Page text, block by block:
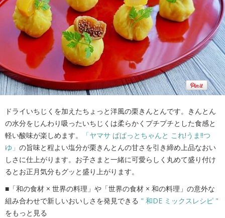
ドライいちじくを加えたちょっと洋風の栗きんとんです。きんとん
の水分をじんわり吸ったいちじくは柔らかくプチプチとした食感と
軽い酸味が楽しめます。
「ヤマサ ぱぱっとちゃんと これ!うま!!つ
ゆ」 の旨味と程よい塩分が栗きんとんの甘さを引き締め上品なおい
しさに仕上がります。お子さまと一緒に可愛らしく丸めて盛り付け
るとお正月気分もグッと盛り上がります。
■「和の食材 × 世界の料理」や「世界の食材 × 和の料理」の意外な
組み合わせで新しいおいしさを発見できる " 和DE ミックスレシピ "
をもっと見る